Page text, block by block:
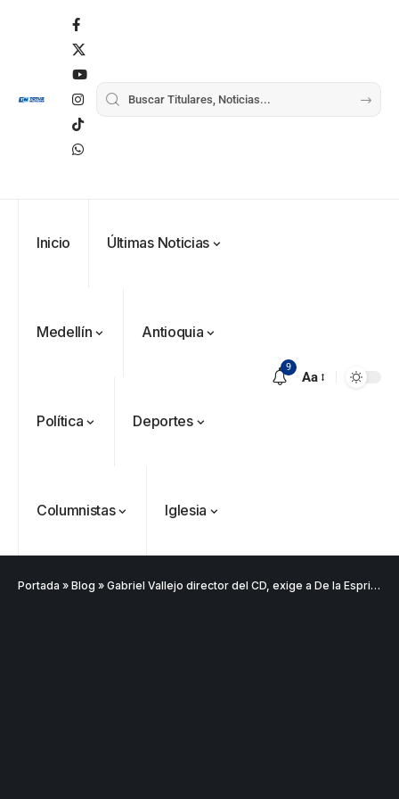
Inicio Últimas Noticias
Medellín Antioquia
Política Deportes
Columnistas Iglesia
9
Aa
Portada » Blog » Gabriel Vallejo director del CD, exige a De la Espriella rectificar afirmaciones sobre Paloma Valencia